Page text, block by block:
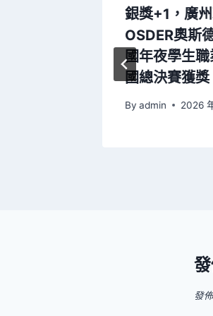
銀獎+1，廣
OSDER奧斯
國年夜學生
國總決賽獲獎
By admin 2026
發